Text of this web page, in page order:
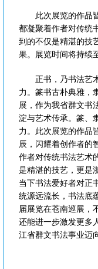
此次展览的作品皆
都凝聚着作者对传统
到的不仅是精湛的技
果。展览时间将持续
正书，乃书法艺术
力。篆书古朴典雅，
展，作为我省群文书
淀与艺术传承。篆、
力。此次展览的作品
辰，闪耀着创作者的
作者对传统书法艺术
是精湛的技艺，更是
当下书法爱好者对正
统源远流长，书法底
届展览在苍南巡展，
还能进一步激发更多
江省群文书法事业迈